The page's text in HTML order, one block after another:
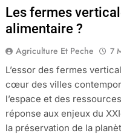
Les fermes
alimentaire ?
Agriculture Et Peche 7
L’essor des fermes
cœur des villes
l’espace et des
réponse aux enjeux du
la préservation de la